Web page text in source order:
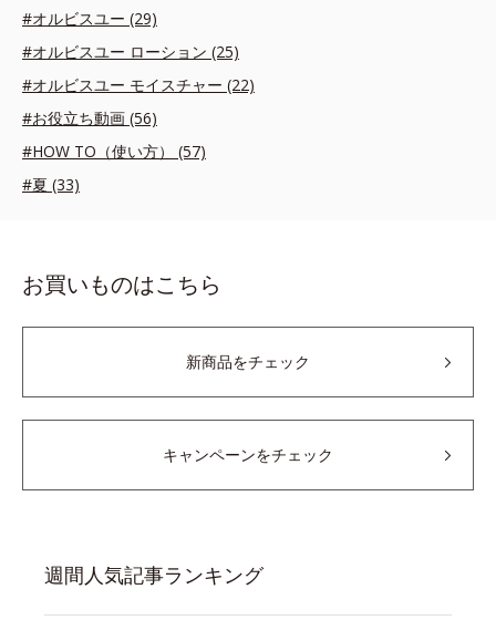
#オルビスユー (29)
#オルビスユー ローション (25)
#オルビスユー モイスチャー (22)
#お役立ち動画 (56)
#HOW TO（使い方） (57)
#夏 (33)
お買いものはこちら
新商品をチェック
キャンペーンをチェック
週間人気記事ランキング